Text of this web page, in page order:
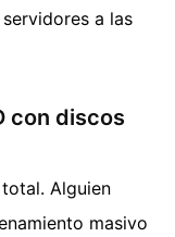
a las
con discos
Alguien
masivo